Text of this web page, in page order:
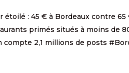
étoilé : 45 € à Bordeaux contre
primés situés à moins de
compte 2,1 millions de posts